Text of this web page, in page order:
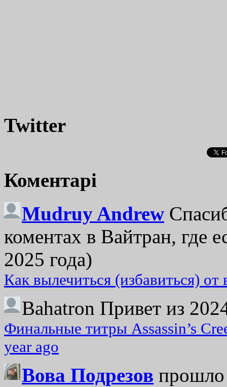
Twitter
Коментарі
Mudruy Andrew
коментах в Вайтран, где
2025 года)
Как вылечиться (избавиться)
Bahatron Привет из
Финальные титры Assassin’s
year ago
Вова Подрезов прошло